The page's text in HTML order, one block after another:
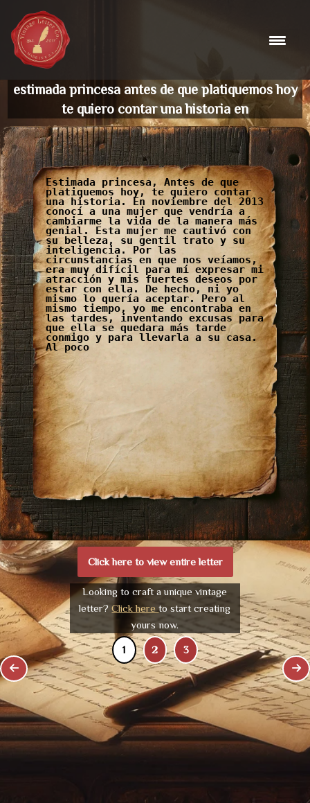
Skip
to
content
estimada princesa antes de que platiquemos hoy
te quiero contar una historia en
Estimada princesa, Antes de que
platiquemos hoy, te quiero contar
una historia. En noviembre del 2013
conocí a una mujer que vendría a
cambiarme la vida de la manera más
genial. Esta mujer me cautivó con
su belleza, su gentil trato y su
inteligencia. Por las
circunstancias en que nos veíamos,
era muy difícil para mí expresar mi
atracción y mis fuertes deseos por
estar con ella. De hecho, ni yo
mismo lo quería aceptar. Pero al
mismo tiempo, yo me encontraba en
las tardes, inventando excusas para
que ella se quedara más tarde
conmigo y para llevarla a su casa.
Al poco
Click here to view entire letter
Looking to craft a unique vintage
letter?Click hereto start creating
yours now.
1 2 3